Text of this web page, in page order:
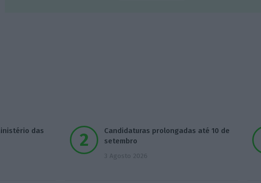
das
Candidaturas prolongadas até 10 de
setembro
3 Agosto 2026